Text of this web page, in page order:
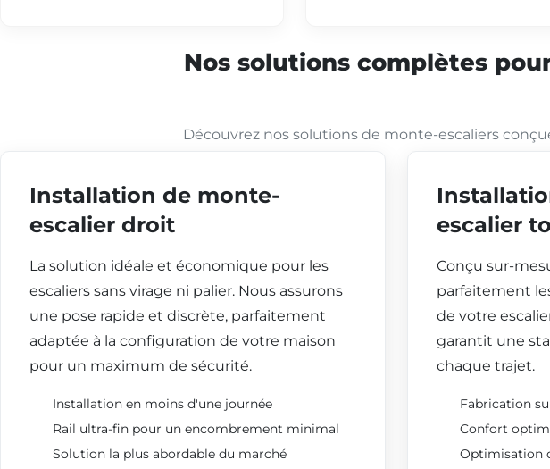
Nos solutions complètes
Découvrez nos solutions de monte-escaliers
Installation de monte-
escalier droit
La solution idéale et économique pour les
escaliers sans virage ni palier. Nous assurons
une pose rapide et discrète, parfaitement
adaptée à la configuration de votre maison
pour un maximum de sécurité.
Installation en moins d'une journée
Rail ultra-fin pour un encombrement minimal
Solution la plus abordable du marché
escalier
Conçu sur-
parfaitement
de votre
garantit une
chaque trajet.
Fabrication
Confort
Optimisation